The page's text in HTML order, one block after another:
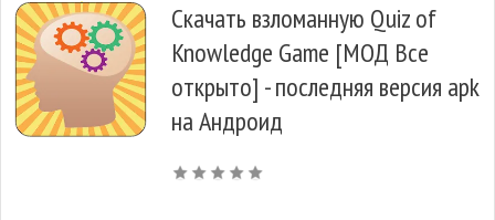
Скачать взломанную Quiz of
Knowledge Game [МОД Все
открыто] - последняя версия apk
на Андроид